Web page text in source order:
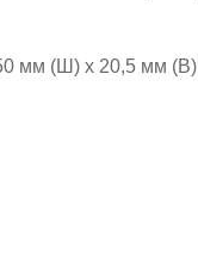
мм (Ш) x 20,5 мм (В)